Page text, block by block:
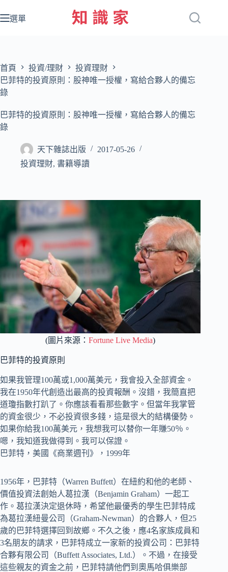
至
容
選單
首頁 投資/理財
投資理財
巴菲特的投資原則：股神唯一授權，寫給合夥人的備忘
錄
巴菲特的投資原則：股神唯一授權，寫給合夥人的備忘
錄
天下雜誌出版
2017-05-26
投資理財, 書籍導讀
(圖片來源：Fortune Live Media)
巴菲特的投資原則
如果我管理100萬或1,000萬美元，我會投入全部資金。
我在1950年代創造出最高的投資報酬。沒錯，我簡直把
道瓊指數打趴了。你應該看看那些數字。但當年我掌管
的資金很少，不必投資很多錢，這是很大的結構優勢。
如果你給我100萬美元，我想我可以替你一年賺50％。
嗯，我知道我做得到。我可以保證。
巴菲特，美國《商業週刊》，1999年
1956年，巴菲特（Warren Buffett）在紐約和他的老師、
價值投資法創始人葛拉漢（Benjamin Graham）一起工
作。葛拉漢決定退休時，希望他最優秀的學生巴菲特成
為葛拉漢紐曼公司（Graham-Newman）的合夥人，但25
歲的巴菲特選擇回到故鄉。不久之後，應4名家族成員和
3名朋友的請求，巴菲特成立一家新的投資公司：巴菲特
合夥有限公司（Buffett Associates, Ltd.）。不過，在接受
這些親友的資金之前，巴菲特請他們到奧馬哈俱樂部